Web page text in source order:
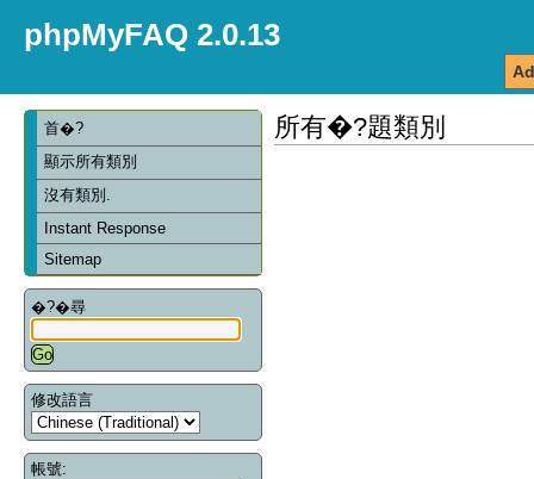
phpMyFAQ 2.0.13
首�?
顯示所有類別
沒有類別.
Instant Response
Sitemap
�?�尋
修改語言
帳號:
所有�?題類別